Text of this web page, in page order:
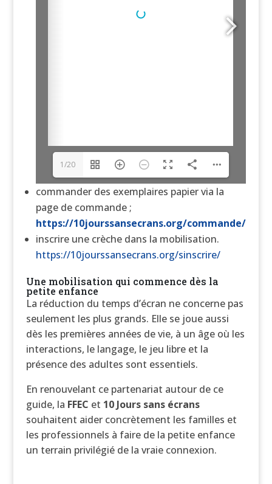
1/20
commander des exemplaires papier via la
page de commande ;
https://10jourssansecrans.org/commande/
inscrire une crèche dans la mobilisation.
https://10jourssansecrans.org/sinscrire/
Une mobilisation qui commence dès la
petite enfance
La réduction du temps d’écran ne concerne pas
seulement les plus grands. Elle se joue aussi
dès les premières années de vie, à un âge où les
interactions, le langage, le jeu libre et la
présence des adultes sont essentiels.
En renouvelant ce partenariat autour de ce
guide, la FFEC et 10 Jours sans écrans
souhaitent aider concrètement les familles et
les professionnels à faire de la petite enfance
un terrain privilégié de la vraie connexion.